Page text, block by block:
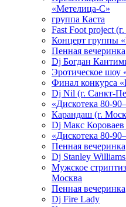
«Метелица-С»
группа Каста
Fast Foot project
Концерт группы
Пенная вечеринка
Dj Богдан
Эротическое шоу
Финал конкурса
Dj Nil (г. Санкт-
«Дискотека 80-
Карандаш (г.
Dj Макс Короваев
«Дискотека 80-
Пенная вечеринка
Dj Stanley
Мужское
Москва
Пенная вечеринка
Dj Fire Lady